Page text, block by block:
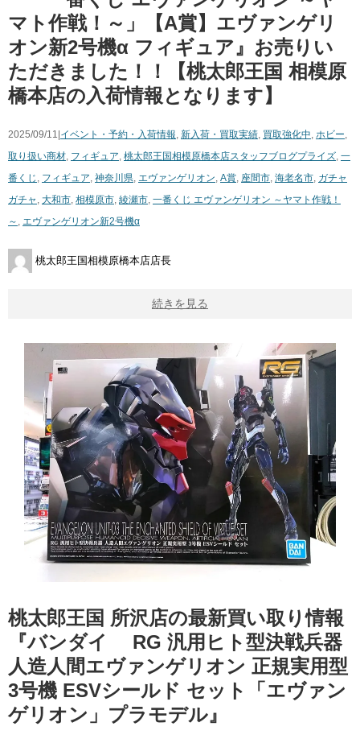
マト作戦！～」【A賞】エヴァンゲリ
オン新2号機α フィギュア』お売りい
ただきました！！【桃太郎王国 相模原
橋本店の入荷情報となります】
2025/09/11| イベント・予約・入荷情報, 新入荷・買取実績, 買取強化中, ホビー,
取り扱い商材, フィギュア, 桃太郎王国相模原橋本店スタッフブログプライズ, 一
番くじ , フィギュア, 神奈川県, エヴァンゲリオン, A賞, 座間市, 海老名市, ガチャ
ガチャ , 大和市, 相模原市, 綾瀬市, 一番くじ エヴァンゲリオン ～ヤマト作戦！
～ , エヴァンゲリオン新2号機α
桃太郎王国相模原橋本店店長
続きを見る
桃太郎王国 所沢店の最新買い取り情報
『バンダイ RG ​汎用ヒト型決戦兵器 ​
人造人間エヴァンゲリオン ​正規実用型
​3号機 ​ESVシールド ​セット「エヴァン
ゲリオン」プラモデル』